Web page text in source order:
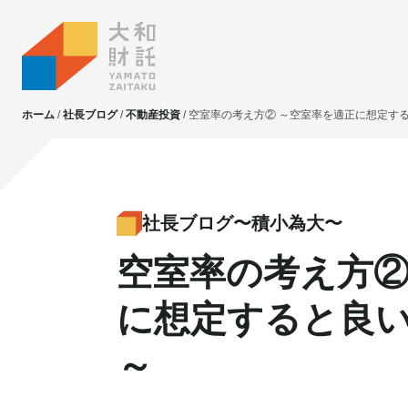
不動産投資
賃貸管理
土地活用
大和財託独自の
不動産投資
賃貸管理
土地活用
ホーム 社長ブログ 不動産投資 空室率の考え方② ～空室率を適正に想定す
社長ブログ〜積小為大〜
空室率の考え方
に想定すると良
～